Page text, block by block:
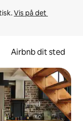
Vis på det
Airbnb dit sted